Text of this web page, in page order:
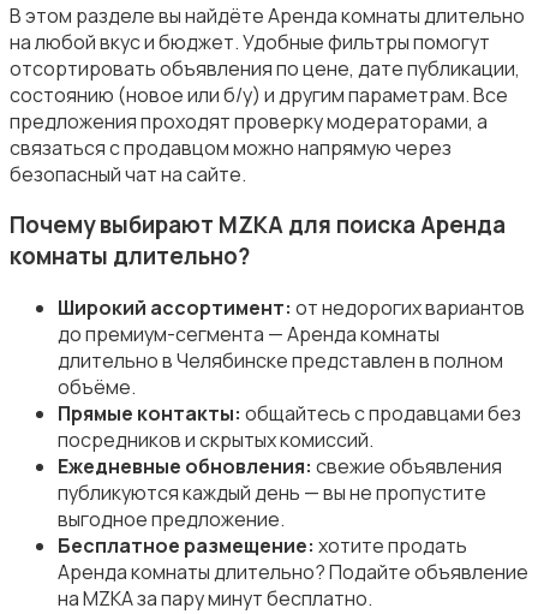
В этом разделе вы найдёте Аренда комнаты длительно
на любой вкус и бюджет. Удобные фильтры помогут
отсортировать объявления по цене, дате публикации,
состоянию (новое или б/у) и другим параметрам. Все
предложения проходят проверку модераторами, а
связаться с продавцом можно напрямую через
безопасный чат на сайте.
Почему выбирают MZKA для поиска Аренда
комнаты длительно?
Широкий ассортимент: от недорогих вариантов
до премиум-сегмента — Аренда комнаты
длительно в Челябинске представлен в полном
объёме.
Прямые контакты: общайтесь с продавцами без
посредников и скрытых комиссий.
Ежедневные обновления: свежие объявления
публикуются каждый день — вы не пропустите
выгодное предложение.
Бесплатное размещение: хотите продать
Аренда комнаты длительно? Подайте объявление
на MZKA за пару минут бесплатно.